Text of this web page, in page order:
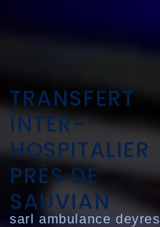
TRANSFERT
INTER-
HOSPITALIER
PRÈS DE
SAUVIAN
sarl ambulance deyres